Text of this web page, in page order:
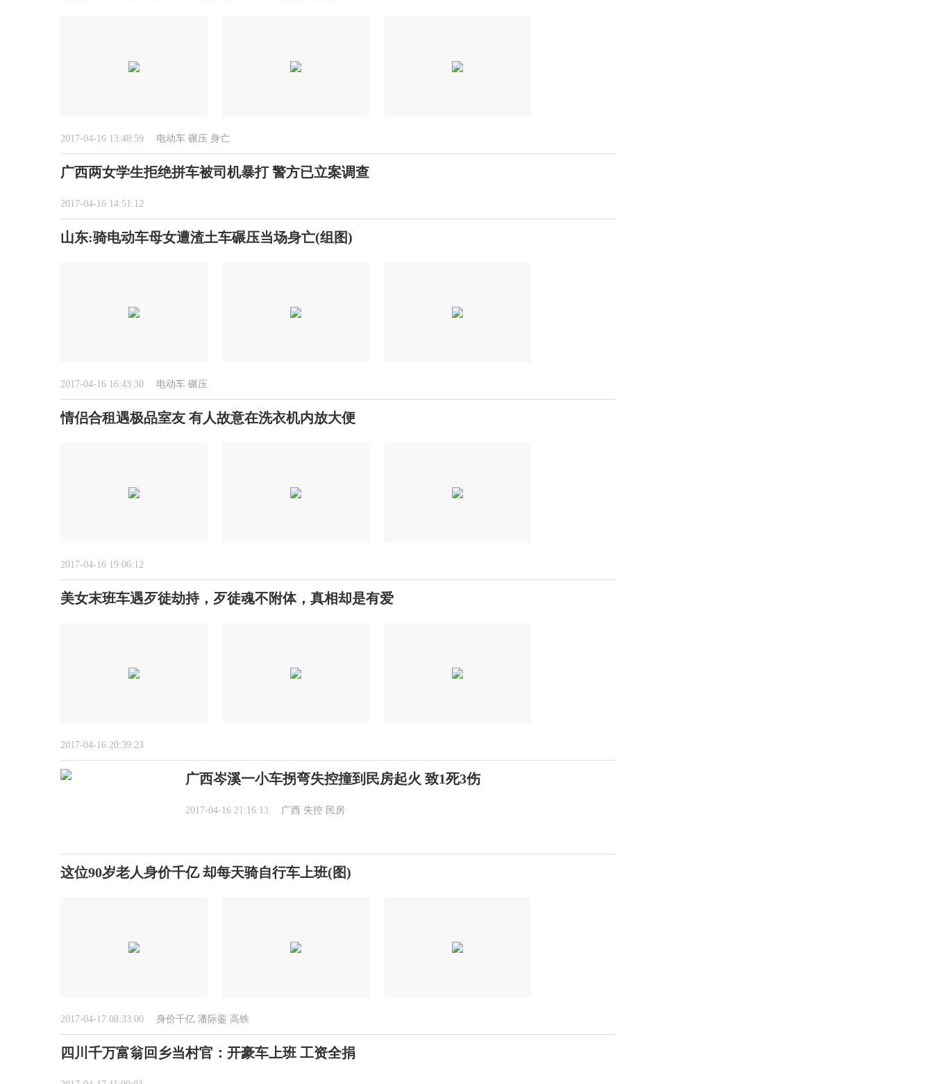
2017-04-16 13:48:59 电动车 碾压 身亡
广西两女学生拒绝拼车被司机暴打 警方已立案调查
2017-04-16 14:51:12
山东:骑电动车母女遭渣土车碾压当场身亡(组图)
2017-04-16 16:43:30 电动车 碾压
情侣合租遇极品室友 有人故意在洗衣机内放大便
2017-04-16 19:06:12
美女末班车遇歹徒劫持，歹徒魂不附体，真相却是有爱
2017-04-16 20:39:23
广西岑溪一小车拐弯失控撞到民房起火 致1死3伤
2017-04-16 21:16:13 广西 失控 民房
这位90岁老人身价千亿 却每天骑自行车上班(图)
2017-04-17 08:33:00 身价千亿 潘际銮 高铁
四川千万富翁回乡当村官：开豪车上班 工资全捐